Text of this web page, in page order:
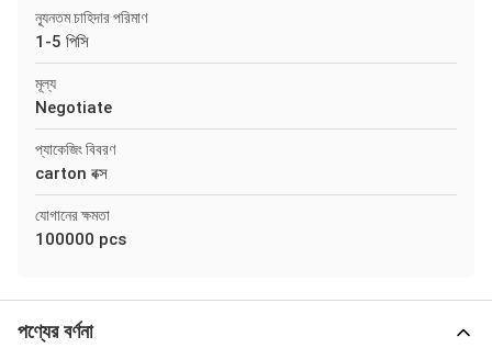
ন্যূনতম চাহিদার পরিমাণ
1-5 পিসি
মূল্য
Negotiate
প্যাকেজিং বিবরণ
carton বক্স
যোগানের ক্ষমতা
100000 pcs
পণ্যের বর্ণনা